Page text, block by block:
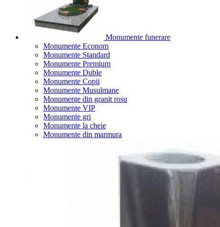
Monumente funerare
Monumente Econom
Monumente Standard
Monumente Premium
Monumente Duble
Monumente Copii
Monumente Musulmane
Monumente din granit rosu
Monumente VIP
Monumente gri
Monumente la cheie
Monumente din marmura